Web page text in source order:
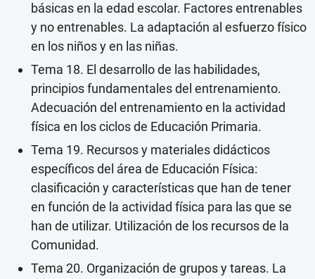
básicas en la edad escolar. Factores entrenables
y no entrenables. La adaptación al esfuerzo físico
en los niños y en las niñas.
Tema 18. El desarrollo de las habilidades,
principios fundamentales del entrenamiento.
Adecuación del entrenamiento en la actividad
física en los ciclos de Educación Primaria.
Tema 19. Recursos y materiales didácticos
específicos del área de Educación Física:
clasificación y características que han de tener
en función de la actividad física para las que se
han de utilizar. Utilización de los recursos de la
Comunidad.
Tema 20. Organización de grupos y tareas. La